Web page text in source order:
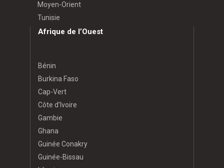
Moyen-Orient
Tunisie
Afrique de l’Ouest
Bénin
Burkina Faso
Cap-Vert
Côte d’Ivoire
Gambie
Ghana
Guinée Conakry
Guinée-Bissau